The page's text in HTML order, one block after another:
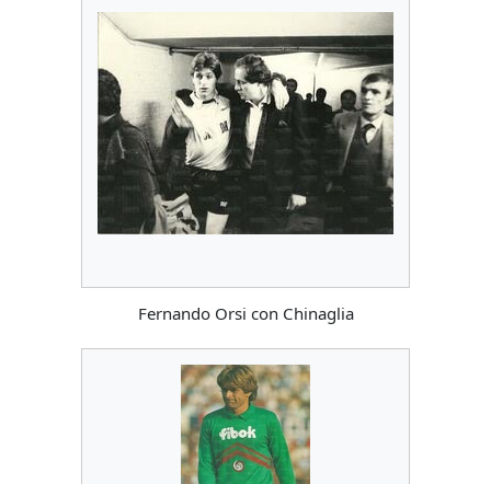
Fernando Orsi con Chinaglia